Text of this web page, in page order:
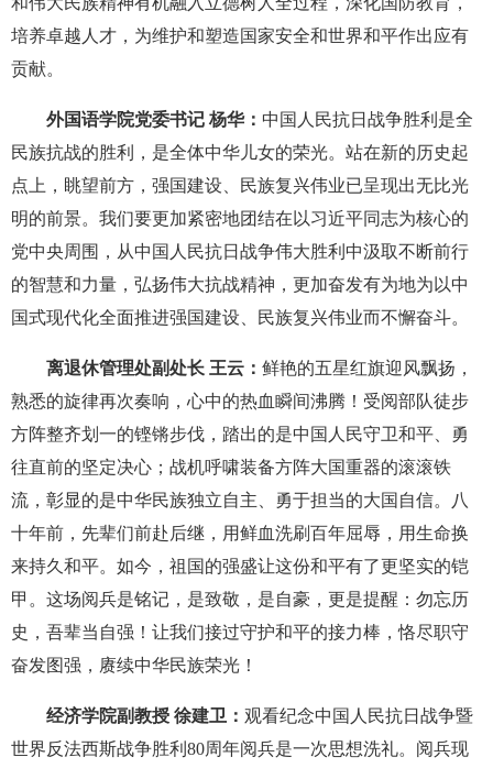
培养卓越人才，为维护和塑造国家安全和世界和平作出应有
贡献。
外国语学院党委书记 杨华： 中国人民抗日战争胜利是全
民族抗战的胜利，是全体中华儿女的荣光。站在新的历史起
点上，眺望前方，强国建设、民族复兴伟业已呈现出无比光
明的前景。我们要更加紧密地团结在以习近平同志为核心的
党中央周围，从中国人民抗日战争伟大胜利中汲取不断前行
的智慧和力量，弘扬伟大抗战精神，更加奋发有为地为以中
国式现代化全面推进强国建设、民族复兴伟业而不懈奋斗。
离退休管理处副处长 王云： 鲜艳的五星红旗迎风飘扬，
熟悉的旋律再次奏响，心中的热血瞬间沸腾！受阅部队徒步
方阵整齐划一的铿锵步伐，踏出的是中国人民守卫和平、勇
往直前的坚定决心；战机呼啸装备方阵大国重器的滚滚铁
流，彰显的是中华民族独立自主、勇于担当的大国自信。八
十年前，先辈们前赴后继，用鲜血洗刷百年屈辱，用生命换
来持久和平。如今，祖国的强盛让这份和平有了更坚实的铠
甲。这场阅兵是铭记，是致敬，是自豪，更是提醒：勿忘历
史，吾辈当自强！让我们接过守护和平的接力棒，恪尽职守
奋发图强，赓续中华民族荣光！
经济学院副教授 徐建卫： 观看纪念中国人民抗日战争暨
世界反法西斯战争胜利80周年阅兵是一次思想洗礼。阅兵现